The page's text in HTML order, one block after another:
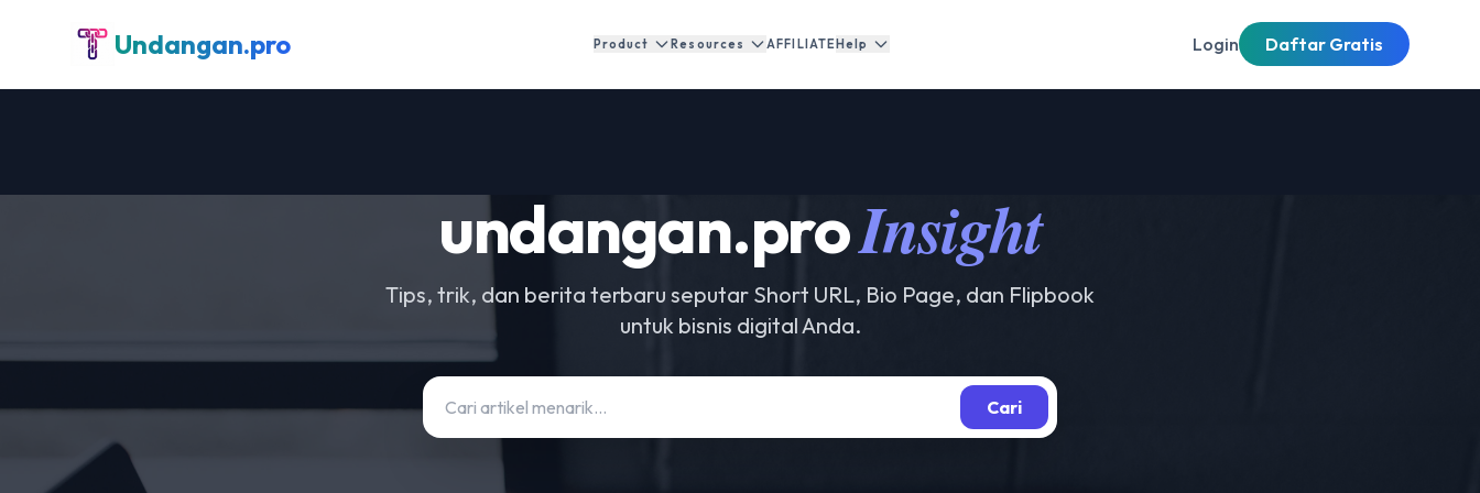
Undangan.pro Product Resources AFFILIATE Help Login Daftar Gratis
undangan.proInsight
Tips, trik, dan berita terbaru seputar Short URL, Bio Page, dan Flipbook
untuk bisnis digital Anda.
Cari